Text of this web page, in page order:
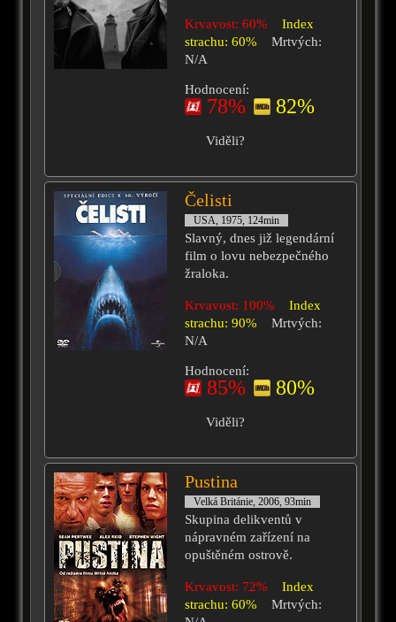
Krvavost: 60%
Index
strachu: 60%
Mrtvých:
N/A
Hodnocení:
78% 82%
Viděli?
Čelisti
USA, 1975, 124min
Slavný, dnes již legendární
film o lovu nebezpečného
žraloka.
Krvavost: 100%
Index
strachu: 90%
Mrtvých:
N/A
Hodnocení:
85% 80%
Viděli?
Pustina
Velká Británie, 2006, 93min
Skupina delikventů v
nápravném zařízení na
opuštěném ostrově.
Krvavost: 72%
Index
strachu: 60%
Mrtvých: